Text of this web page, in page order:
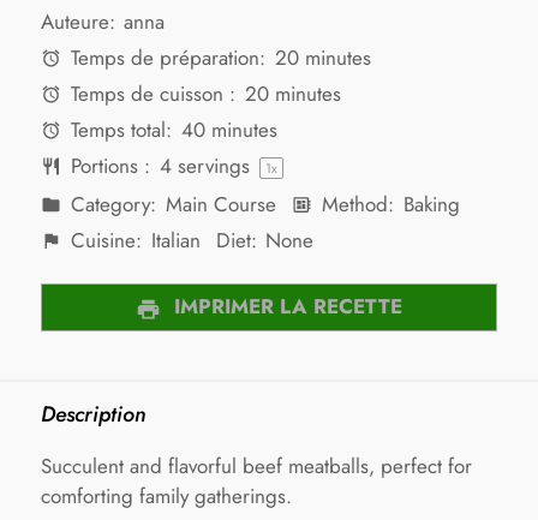
Auteure: anna
Temps de préparation: 20 minutes
Temps de cuisson : 20 minutes
Temps total: 40 minutes
Portions : 4servings 1x
Category: Main Course Method: Baking
Cuisine: Italian Diet: None
IMPRIMER LA RECETTE
Description
Succulent and flavorful beef meatballs, perfect for
comforting family gatherings.